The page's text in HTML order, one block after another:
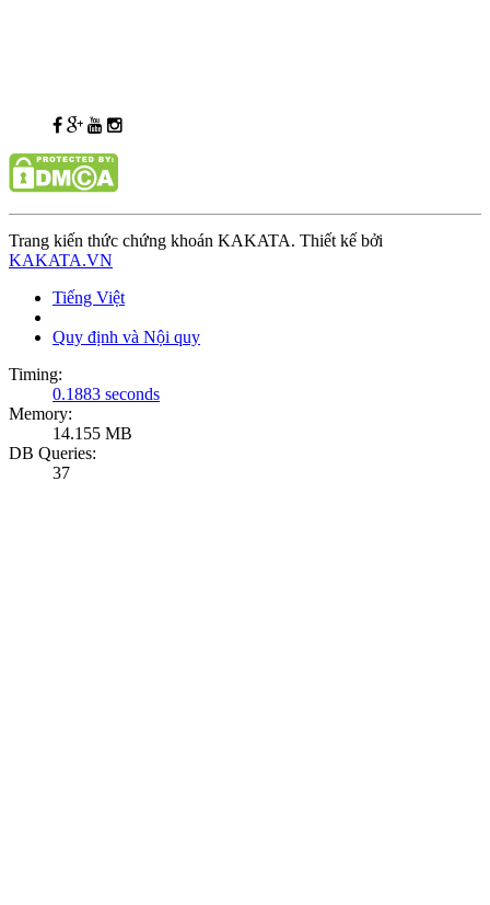
Trang kiến thức chứng khoán KAKATA. Thiết kế bởi
KAKATA.VN
Tiếng Việt
Quy định và Nội quy
Timing:
0.1883 seconds
Memory:
14.155 MB
DB Queries:
37